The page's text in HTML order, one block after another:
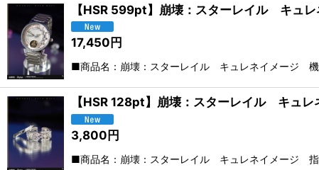
【HSR 599pt】崩壊：スターレイル キュ
17,450 円
■商品名：崩壊：スターレイル キュレネイメージ 機
【HSR 128pt】崩壊：スターレイル キュ
3,800 円
■商品名：崩壊：スターレイル キュレネイメージ 指